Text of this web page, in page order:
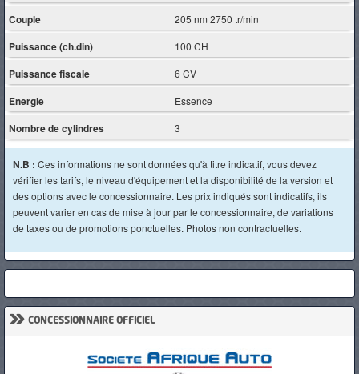
Couple 205 nm 2750 tr/min
Puissance (ch.din) 100 CH
Puissance fiscale 6 CV
Energie Essence
Nombre de cylindres 3
N.B : Ces informations ne sont données qu'à titre indicatif, vous devez
vérifier les tarifs, le niveau d'équipement et la disponibilité de la version et
des options avec le concessionnaire. Les prix indiqués sont indicatifs, ils
peuvent varier en cas de mise à jour par le concessionnaire, de variations
de taxes ou de promotions ponctuelles. Photos non contractuelles.
» CONCESSIONNAIRE OFFICIEL